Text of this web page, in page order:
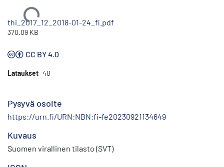
Ladataan...
thi_2017_12_2018-01-24_fi.pdf
370.09 KB
CC BY 4.0
Lataukset 40
Pysyvä osoite
https://urn.fi/URN:NBN:fi-fe20230921134649
Kuvaus
Suomen virallinen tilasto (SVT)